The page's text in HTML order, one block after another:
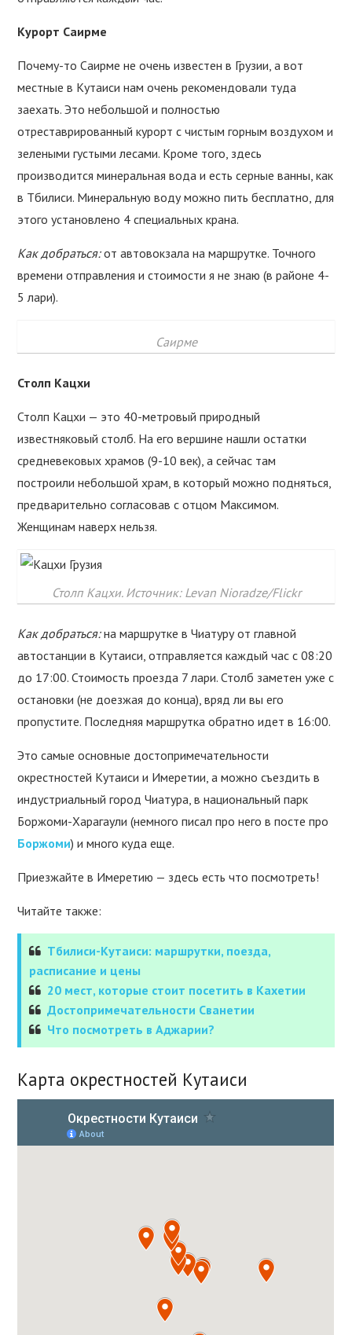
Курорт Саирме
Почему-то Саирме не очень известен в Грузии, а вот
местные в Кутаиси нам очень рекомендовали туда
заехать. Это небольшой и полностью
отреставрированный курорт с чистым горным воздухом и
зелеными густыми лесами. Кроме того, здесь
производится минеральная вода и есть серные ванны, как
в Тбилиси. Минеральную воду можно пить бесплатно, для
этого установлено 4 специальных крана.
Как добраться:от автовокзала на маршрутке. Точного
времени отправления и стоимости я не знаю (в районе 4-
5 лари).
Саирме
Столп Кацхи
Столп Кацхи — это 40-метровый природный
известняковый столб. На его вершине нашли остатки
средневековых храмов (9-10 век), а сейчас там
построили небольшой храм, в который можно подняться,
предварительно согласовав с отцом Максимом.
Женщинам наверх нельзя.
Столп Кацхи. Источник: Levan Nioradze/Flickr
Как добраться:на маршрутке в Чиатуру от главной
автостанции в Кутаиси, отправляется каждый час с 08:20
до 17:00. Стоимость проезда 7 лари. Столб заметен уже с
остановки (не доезжая до конца), вряд ли вы его
пропустите. Последняя маршрутка обратно идет в 16:00.
Это самые основные достопримечательности
окрестностей Кутаиси и Имеретии, а можно съездить в
индустриальный город Чиатура, в национальный парк
Боржоми-Харагаули (немного писал про него в посте про
Боржоми) и много куда еще.
Приезжайте в Имеретию — здесь есть что посмотреть!
Читайте также:
Тбилиси-Кутаиси: маршрутки, поезда,
расписание и цены
20 мест, которые стоит посетить в Кахетии
Достопримечательности Сванетии
Что посмотреть в Аджарии?
Карта окрестностей Кутаиси